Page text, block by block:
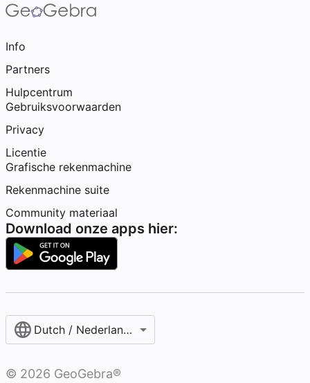
Info
Partners
Hulpcentrum
Gebruiksvoorwaarden
Privacy
Licentie
Grafische rekenmachine
Rekenmachine suite
Community materiaal
Download onze apps hier:
Dutch / Nederlands‎ (België)‎
© 2026 GeoGebra®